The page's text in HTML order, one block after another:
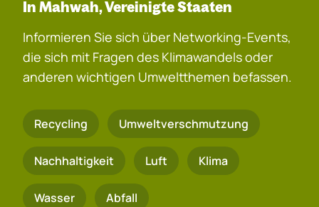
In Mahwah, Vereinigte Staaten
Informieren Sie sich über Networking-Events,
die sich mit Fragen des Klimawandels oder
anderen wichtigen Umweltthemen befassen.
Recycling Umweltverschmutzung
Nachhaltigkeit Luft Klima
Wasser Abfall